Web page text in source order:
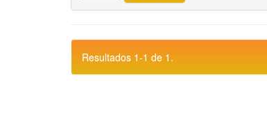
Resultados 1-1 de 1.